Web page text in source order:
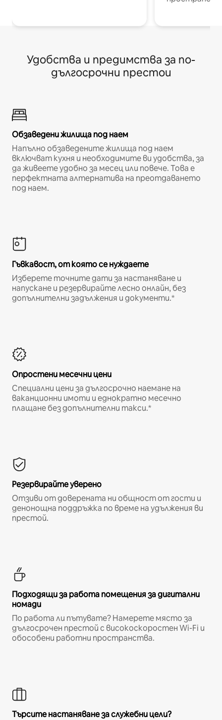
Удобства и предимства за по-
дългосрочни престои
Обзаведени жилища под наем
Напълно обзаведените жилища под наем
включват кухня и необходимите ви удобства, за
да живеете удобно за месец или повече. Това е
перфектната алтернатива на преотдаването
под наем.
Гъвкавост, от която се нуждаете
Изберете точните дати за настаняване и
напускане и резервирайте лесно онлайн, без
допълнителни задължения и документи.*
Опростени месечни цени
Специални цени за дългосрочно наемане на
ваканционни имоти и еднократно месечно
плащане без допълнителни такси.*
Резервирайте уверено
Отзиви от доверената ни общност от гости и
денонощна поддръжка по време на удължения ви
престой.
Подходящи за работа помещения за дигитални
номади
По работа ли пътувате? Намерете място за
дългосрочен престой с високоскоростен Wi-Fi и
обособени работни пространства.
Търсите настаняване за служебни цели?